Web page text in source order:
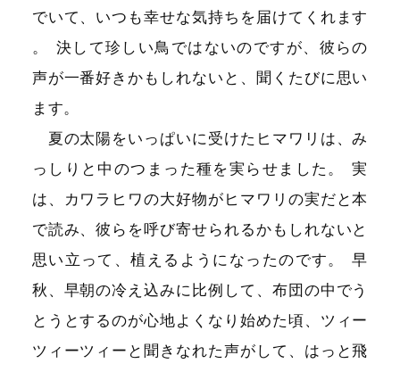
でいて、いつも幸せな気持ちを届けてくれます
。
決して珍しい鳥ではないのですが、彼らの
声が一番好きかもしれないと、聞くたびに思い
ます。
夏の太陽をいっぱいに受けたヒマワリは、み
っしりと中のつまった種を実らせました 。
実
は、カワラヒワの大好物がヒマワリの実だと本
で読み、彼らを呼び寄せられるかもしれないと
思い立って、植えるようになったのです。
早
秋、早朝の冷え込みに比例して、布団の中でう
とうとするのが心地よくなり始めた頃、ツィー
ツィーツィーと聞きなれた声がして、はっと飛